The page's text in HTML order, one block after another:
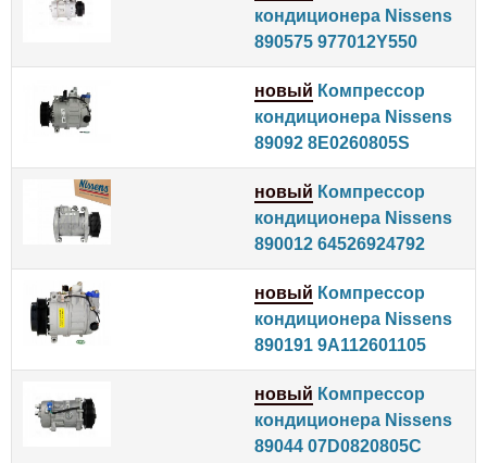
кондиционера Nissens
890575 977012Y550
новый Компрессор
кондиционера Nissens
89092 8E0260805S
новый Компрессор
кондиционера Nissens
890012 64526924792
новый Компрессор
кондиционера Nissens
890191 9A112601105
новый Компрессор
кондиционера Nissens
89044 07D0820805C